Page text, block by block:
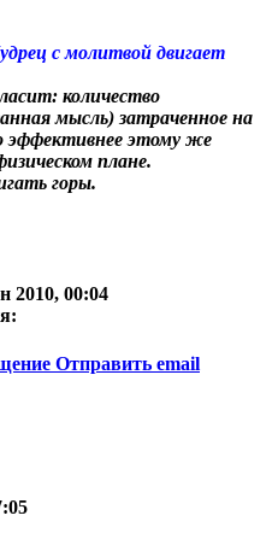
с молитвой двигает
количество
мысль) затраченное на
эффективнее этому же
плане.
горы.
2010, 00:04
Отправить email